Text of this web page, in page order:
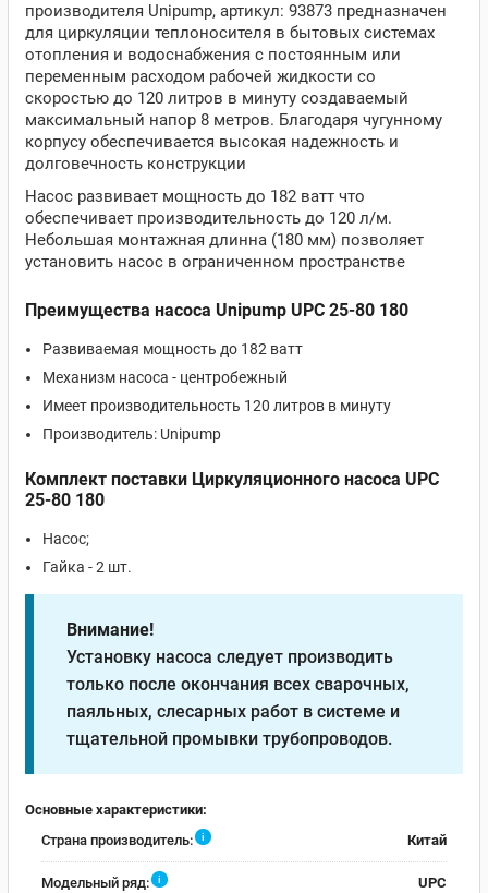
производителя Unipump, артикул: 93873 предназначен
для циркуляции теплоносителя в бытовых системах
отопления и водоснабжения с постоянным или
переменным расходом рабочей жидкости со
скоростью до 120 литров в минуту создаваемый
максимальный напор 8 метров. Благодаря чугунному
корпусу обеспечивается высокая надежность и
долговечность конструкции
Насос развивает мощность до 182 ватт что
обеспечивает производительность до 120 л/м.
Небольшая монтажная длинна (180 мм) позволяет
установить насос в ограниченном пространстве
Преимущества насоса Unipump UPC 25-80 180
Развиваемая мощность до 182 ватт
Механизм насоса - центробежный
Имеет производительность 120 литров в минуту
Производитель: Unipump
Комплект поставки Циркуляционного насоса UPC
25-80 180
Насос;
Гайка - 2 шт.
Внимание!
Установку насоса следует производить
только после окончания всех сварочных,
паяльных, слесарных работ в системе и
тщательной промывки трубопроводов.
Основные характеристики:
Страна производитель:
i Китай
Модельный ряд: i UPC